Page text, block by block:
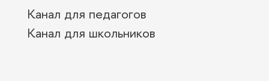
Канал для педагогов
Канал для школьников